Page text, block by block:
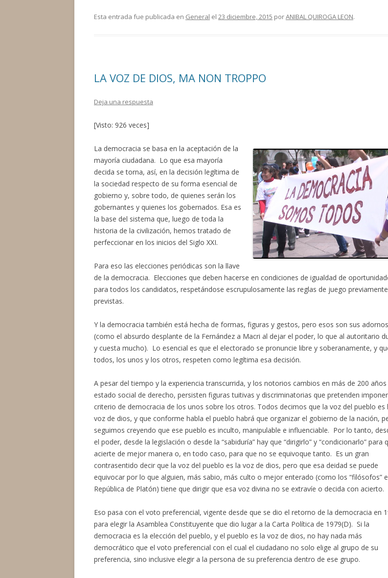
e
k
itt m
r
Esta entrada fue publicada en General el 23 diciembre, 2015 porANIBAL QUIROGA LEON.
LA VOZ DE DIOS, MA NON TROPPO
Deja una respuesta
[Visto: 926 veces]
La democracia se basa en la aceptación de la
mayoría ciudadana. Lo que esa mayoría
decida se torna, así, en la decisión legítima de
la sociedad respecto de su forma esencial de
gobierno y, sobre todo, de quienes serán los
gobernantes y quienes los gobernados. Esa es
la base del sistema que, luego de toda la
historia de la civilización, hemos tratado de
perfeccionar en los inicios del Siglo XXI.
Para eso las elecciones periódicas son la llave
de la democracia. Elecciones que deben hacerse en condiciones de igualdad de
para todos los candidatos, respetándose escrupulosamente las reglas de juego previamente
previstas.
Y la democracia también está hecha de formas, figuras y gestos, pero esos son sus adornos
(como el absurdo desplante de la Fernández a Macri al dejar el poder, lo que al autoritario
y cuesta mucho). Lo esencial es que el electorado se pronuncie libre y soberanamente, y
todos, los unos y los otros, respeten como legítima esa decisión.
A pesar del tiempo y la experiencia transcurrida, y los notorios cambios en más de 200 años
estado social de derecho, persisten figuras tuitivas y discriminatorias que pretenden imponer
criterio de democracia de los unos sobre los otros. Todos decimos que la voz del pueblo es
voz de dios, y que conforme habla el pueblo habrá que organizar el gobierno de la nación,
seguimos creyendo que ese pueblo es inculto, manipulable e influenciable. Por lo tanto,
el poder, desde la legislación o desde la “sabiduría” hay que “dirigirlo” y “condicionarlo” para
acierte de mejor manera o, en todo caso, para que no se equivoque tanto. Es un gran
contrasentido decir que la voz del pueblo es la voz de dios, pero que esa deidad se puede
equivocar por lo que alguien, más sabio, más culto o mejor enterado (como los “filósofos”
República de Platón) tiene que dirigir que esa voz divina no se extravíe o decida con acierto.
Eso pasa con el voto preferencial, vigente desde que se dio el retorno de la democracia en
para elegir la Asamblea Constituyente que dio lugar a la Carta Política de 1979(D). Si la
democracia es la elección del pueblo, y el pueblo es la voz de dios, no hay nada más
democrático que el voto preferencial con el cual el ciudadano no solo elige al grupo de su
preferencia, sino inclusive elegir a la persona de su preferencia dentro de ese grupo.